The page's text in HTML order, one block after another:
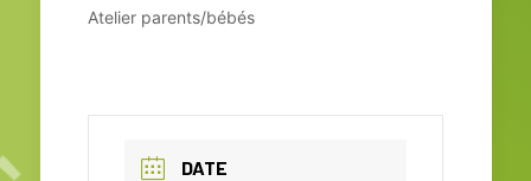
Atelier parents/bébés
DATE